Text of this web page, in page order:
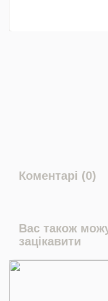
Коментарі (0)
Вас також
зацікавити